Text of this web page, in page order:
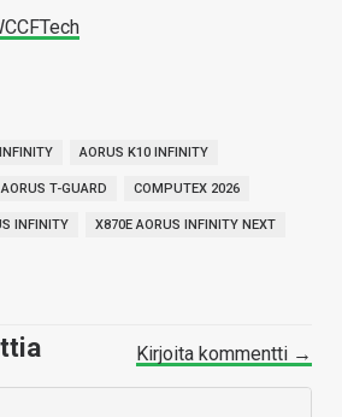
AORUS K10 INFINITY
AORUS T-GUARD COMPUTEX 2026
INFINITY X870E AORUS INFINITY NEXT
Kirjoita kommentti →